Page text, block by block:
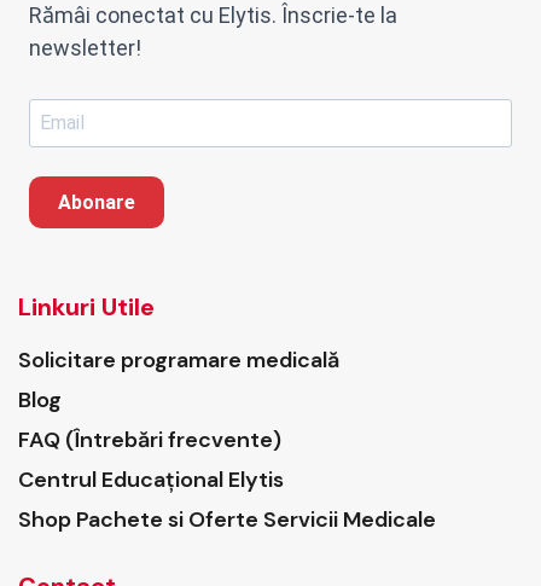
Rămâi conectat cu Elytis. Înscrie-te la
newsletter!
Abonare
Linkuri Utile
Solicitare programare medicală
Blog
FAQ (Întrebări frecvente)
Centrul Educațional Elytis
Shop Pachete si Oferte Servicii Medicale